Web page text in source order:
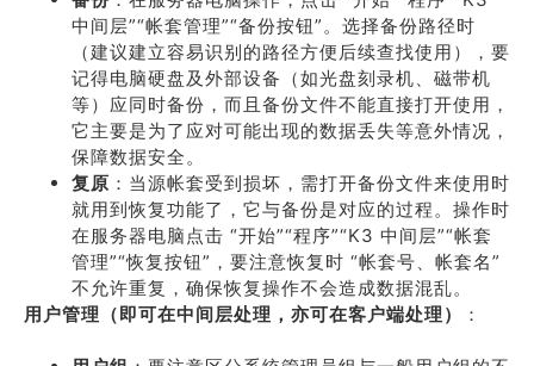
中间层”“帐套管理”“备份按钮”。选择备份路径时
（建议建立容易识别的路径方便后续查找使用），要
记得电脑硬盘及外部设备（如光盘刻录机、磁带机
等）应同时备份，而且备份文件不能直接打开使用，
它主要是为了应对可能出现的数据丢失等意外情况，
保障数据安全。
复原 ：当源帐套受到损坏，需打开备份文件来使用时
就用到恢复功能了，它与备份是对应的过程。操作时
在服务器电脑点击 “开始”“程序”“K3 中间层”“帐套
管理”“恢复按钮”，要注意恢复时 “帐套号、帐套名”
不允许重复，确保恢复操作不会造成数据混乱。
用户管理（即可在中间层处理，亦可在客户端处理）
：